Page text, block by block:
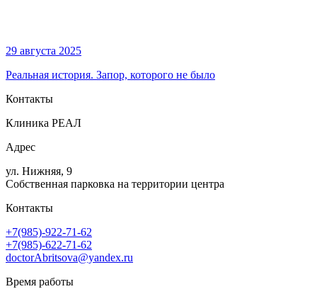
29 августа 2025
Реальная история. Запор, которого не было
Контакты
Клиника РЕАЛ
Адрес
ул. Нижняя, 9
Собственная парковка на территории центра
Контакты
+7(985)-922-71-62
+7(985)-622-71-62
doctorAbritsova@yandex.ru
Время работы